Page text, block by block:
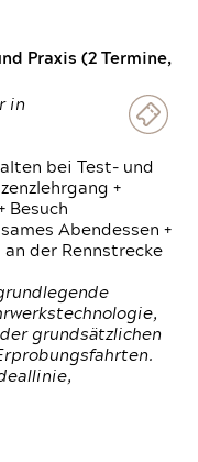
Praxis (2 Termine,
in
bei Test- und
+
Besuch
Abendessen +
der Rennstrecke
grundsätzlichen